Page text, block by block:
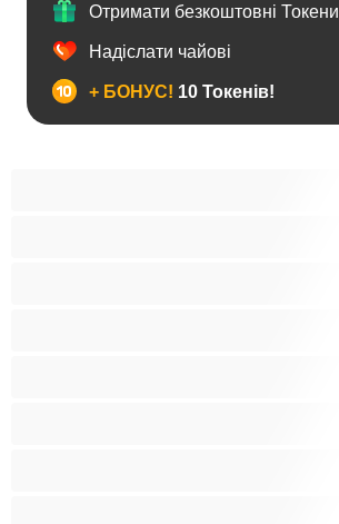
Отримати безкоштовні Токени
Надіслати чайові
+ БОНУС! 10 Токенів!